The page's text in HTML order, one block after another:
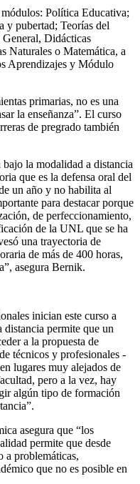
Política Educativa;
y pubertad; Teorías del
Didácticas
Naturales o Matemática, a
Aprendizajes y Módulo
primarias, no es una
la enseñanza”. El curso
de pregrado también
la modalidad a distancia
que es la defensa oral del
un año y no habilita al
para destacar porque
de perfeccionamiento,
de la UNL que se ha
una trayectoria de
de más de 400 horas,
asegura Bernik.
inician este curso a
permite que un
a la propuesta de
técnicos y profesionales -
lugares muy alejados de
pero a la vez, hay
algún tipo de formación
asegura que “los
permite que desde
a problemáticas,
que no es posible en